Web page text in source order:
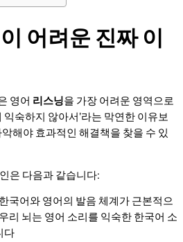
어려운 진짜 이
영어 리스닝을 가장 어려운 영역으로
익숙하지 않아서'라는 막연한 이유보
해야 효과적인 해결책을 찾을 수 있
은 다음과 같습니다:
국어와 영어의 발음 체계가 근본적으
리 뇌는 영어 소리를 익숙한 한국어 소
다